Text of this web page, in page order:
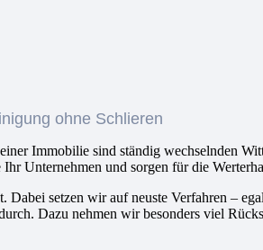
ohne Schlieren
Immobilie sind ständig wechselnden
Unternehmen und sorgen für die
Dabei setzen wir auf neuste Verfahren –
Dazu nehmen wir besonders viel